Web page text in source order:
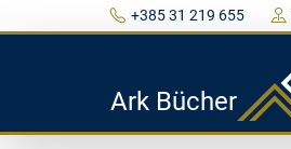
+385 31 219 655
Ark Bücher